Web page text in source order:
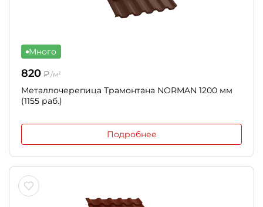
Много
820 ₽/м²
Металлочерепица Трамонтана NORMAN 1200 мм
(1155 раб.)
Подробнее